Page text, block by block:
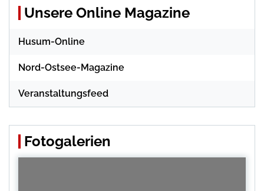
Unsere Online Magazine
Husum-Online
Nord-Ostsee-Magazine
Veranstaltungsfeed
Fotogalerien